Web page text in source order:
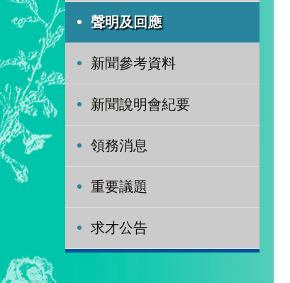
聲明及回應
新聞參考資料
新聞說明會紀要
領務消息
重要議題
求才公告